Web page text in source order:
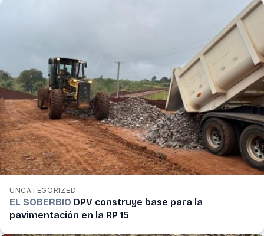
UNCATEGORIZED
EL SOBERBIO DPV construye base para la
pavimentación en la RP 15